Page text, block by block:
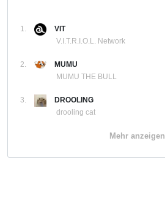
1.
VIT
V.I.T.R.I.O.L. Network
2.
MUMU
MUMU THE BULL
3.
DROOLING
drooling cat
Mehr anzeigen